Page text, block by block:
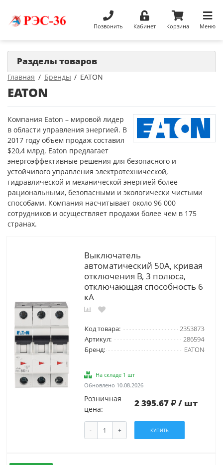
Позвонить Кабинет Корзина Меню
Главная Бренды EATON
EATON
Компания Eaton – мировой лидер
в области управления энергией. В
2017 году объем продаж составил
$20,4 млрд. Eaton предлагает
энергоэффективные решения для безопасного и
устойчивого управления электротехнической,
гидравлической и механической энергией более
рациональными, безопасными и экологически чистыми
способами. Компания насчитывает около 96 000
сотрудников и осуществляет продажи более чем в 175
странах.
Выключатель
автоматический 50А, кривая
отключения B, 3 полюса,
отключающая способность 6
кА
Код товара:
2353873
Артикул:
286594
Бренд:
EATON
На складе 1 шт
Обновлено 10.08.2026
Розничная
цена:
2 395.67 / шт
- + КУПИТЬ
Разделы товаров